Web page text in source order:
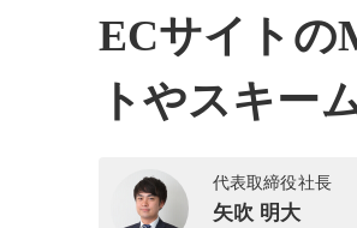
ECサイトの
トやスキー
代表取締役社長
矢吹 明大